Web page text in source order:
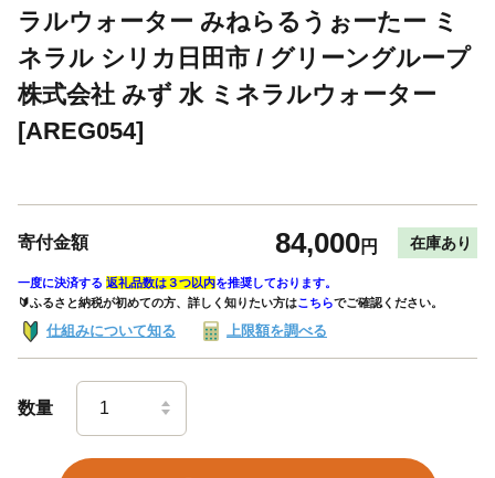
ラルウォーター みねらるうぉーたー ミ
ネラル シリカ日田市 / グリーングループ
株式会社 みず 水 ミネラルウォーター
[AREG054]
寄付金額 84,000円 在庫あり
一度に決済する 返礼品数は３つ以内を推奨しております。
🔰ふるさと納税が初めての方、詳しく知りたい方はこちらでご確認ください。
仕組みについて知る 上限額を調べる
数量